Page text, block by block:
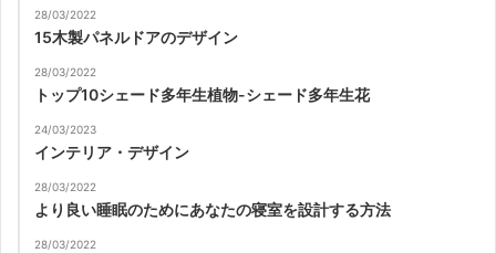
28/03/2022
15木製パネルドアのデザイン
28/03/2022
トップ10シェード多年生植物-シェード多年生花
24/03/2023
インテリア・デザイン
28/03/2022
より良い睡眠のためにあなたの寝室を設計する方法
28/03/2022